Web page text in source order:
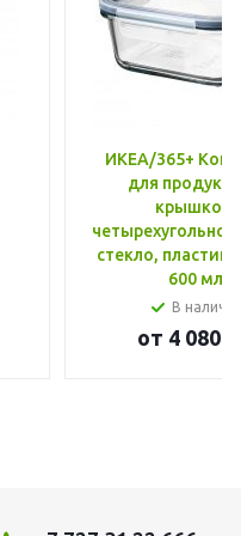
ИКЕА/365+
для
крышкой,
стекло, пластик
600 мл
В
от 4 080 ₸